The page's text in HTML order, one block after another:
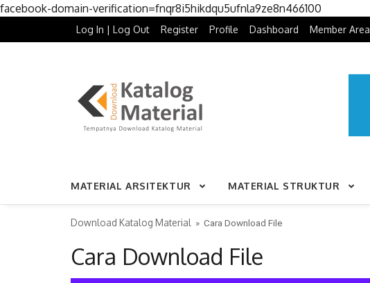
facebook-domain-verification=fnqr8i5hikdqu5ufnla9ze8n466100
Log In | Log Out Register Profile Dashboard Member Area
MATERIAL ARSITEKTUR MATERIAL STRUKTUR
Download Katalog Material » Cara Download File
Cara Download File